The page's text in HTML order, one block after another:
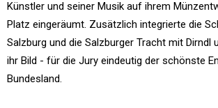
Künstler und seiner Musik auf ihrem
Platz eingeräumt. Zusätzlich integrierte die
Salzburg und die Salzburger Tracht mit Dirndl
ihr Bild - für die Jury eindeutig der schönste
Bundesland.